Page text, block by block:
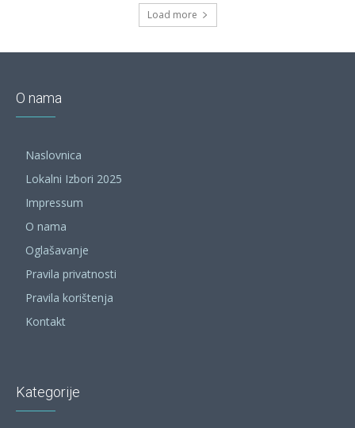
Load more
O nama
Naslovnica
Lokalni Izbori 2025
Impressum
O nama
Oglašavanje
Pravila privatnosti
Pravila korištenja
Kontakt
Kategorije